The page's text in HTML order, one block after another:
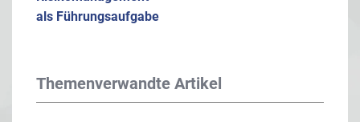
als Führungsaufgabe
Themenverwandte Artikel